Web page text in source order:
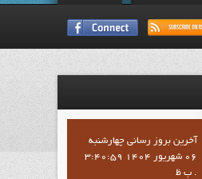
آخرين بروز رساني چهارشنبه
06 شهریور 1404 3:40:59
ب ظ .